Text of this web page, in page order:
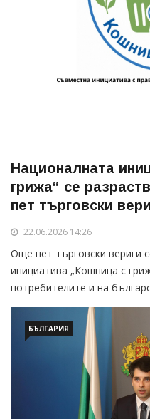
Националната
грижа“ се разраства с участието на още
пет търговски
22.06.2026 14:26
Още пет търговски вериги
инициатива „Кошница с
потребителите и на
БЪЛГАРИЯ